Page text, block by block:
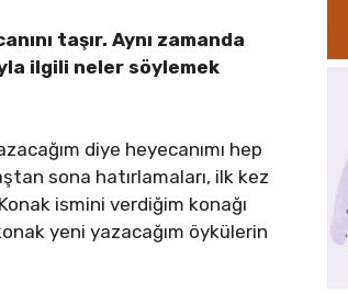
taşır. Aynı zamanda
ilgili neler söylemek
diye heyecanımı hep
sona hatırlamaları, ilk kez
ismini verdiğim konağı
yeni yazacağım öykülerin